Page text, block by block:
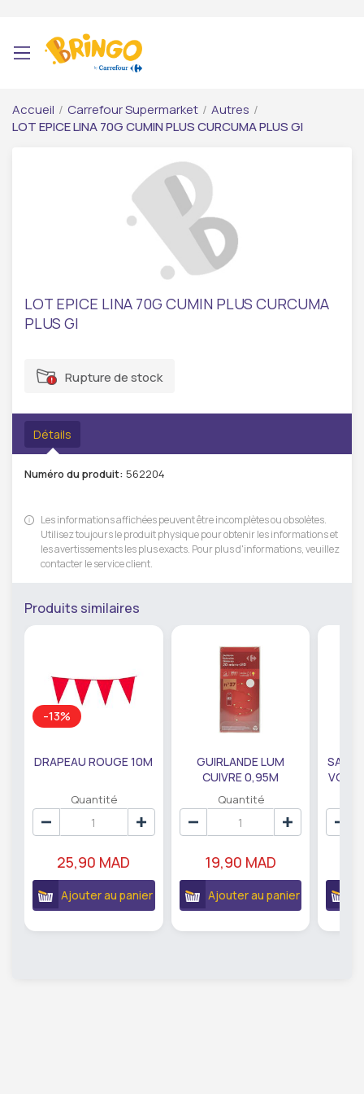
Accueil / Carrefour Supermarket / Autres /
LOT EPICE LINA 70G CUMIN PLUS CURCUMA PLUS GI
LOT EPICE LINA 70G CUMIN PLUS CURCUMA
PLUS GI
Rupture de stock
Détails
Numéro du produit: 562204
Les informations affichées peuvent être incomplètes ou obsolètes.
Utilisez toujours le produit physique pour obtenir les informations et
les avertissements les plus exacts. Pour plus d'informations, veuillez
contacter le service client.
Produits similaires
-13%
DRAPEAU ROUGE 10M
Quantité
25,90 MAD
Ajouter au panier
GUIRLANDE LUM
CUIVRE 0,95M
DE79207
Quantité
19,90 MAD
Ajouter au panier